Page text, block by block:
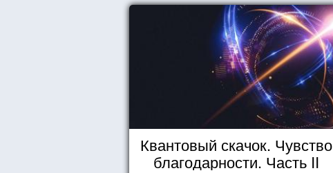
Квантовый скачок. Чувство
благодарности. Часть II